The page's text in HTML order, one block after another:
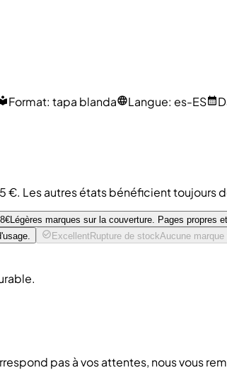
Format: tapa blanda Langue: es-ES
Les autres états bénéficient toujours
Légères marques sur la couverture. Pages propres
ExcellentRupture de stockAucune
pas à vos attentes, nous vous